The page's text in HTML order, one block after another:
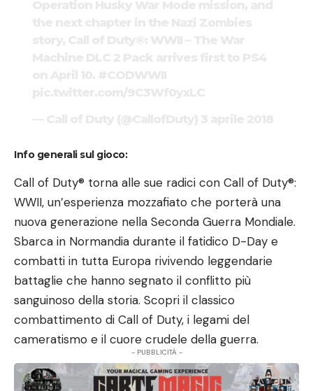
Info generali sul gioco:
Call of Duty® torna alle sue radici con Call of Duty®:
WWII, un’esperienza mozzafiato che porterà una
nuova generazione nella Seconda Guerra Mondiale.
Sbarca in Normandia durante il fatidico D-Day e
combatti in tutta Europa rivivendo leggendarie
battaglie che hanno segnato il conflitto più
sanguinoso della storia. Scopri il classico
combattimento di Call of Duty, i legami del
cameratismo e il cuore crudele della guerra.
- PUBBLICITÀ -